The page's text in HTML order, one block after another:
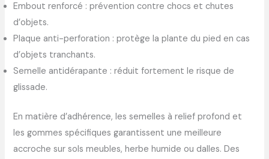
Embout renforcé : prévention contre chocs et chutes
d’objets.
Plaque anti-perforation : protège la plante du pied en cas
d’objets tranchants.
Semelle antidérapante : réduit fortement le risque de
glissade.
En matière d’adhérence, les semelles à relief profond et
les gommes spécifiques garantissent une meilleure
accroche sur sols meubles, herbe humide ou dalles. Des